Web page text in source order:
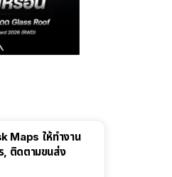
Maps ให้ทำงาน
, ติดตามขนส่ง